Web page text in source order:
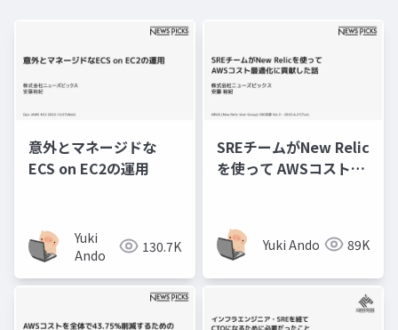
意外とマネージドな
ECS on EC2の運用
Yuki
Ando
130.7K
SREチームがNew Relic
を使って AWSコスト最
Yuki Ando 89K